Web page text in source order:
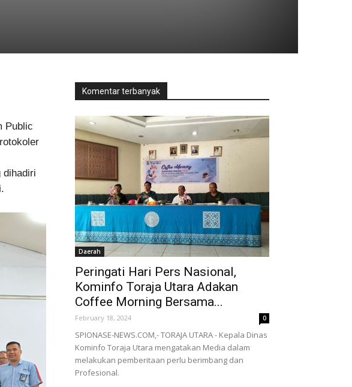
Public
dihadiri
Komentar terbanyak
Daerah
Peringati Hari Pers Nasional,
Kominfo Toraja Utara Adakan
Coffee Morning Bersama...
February 18, 2024 0
SPIONASE-NEWS.COM,- TORAJA UTARA - Kepala Dinas
Kominfo Toraja Utara mengatakan Media dalam
melakukan pemberitaan perlu berimbang dan
Profesional.